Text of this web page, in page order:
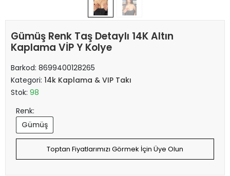
Gümüş Renk Taş Detaylı 14K Altın
Kaplama VİP Y Kolye
Barkod: 8699400128265
Kategori: 14k Kaplama & VIP Takı
Stok: 98
Renk:
Gümüş
Toptan Fiyatlarımızı Görmek İçin Üye Olun